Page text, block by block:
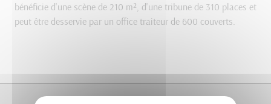
bénéficie d'une scène de 210 m², d'une tribune de 310 places et
peut être desservie par un office traiteur de 600 couverts.